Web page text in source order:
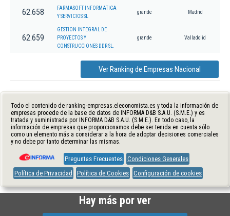
62.658
FARMASOFT INFORMATICA
Y SERVICIOS SL
grande Madrid
62.659
GESTION INTEGRAL DE
PROYECTOS Y
CONSTRUCCIONES DDR SL.
grande Valladolid
Ver Ranking de Empresas Nacional
Todo el contenido de ranking-empresas.eleconomista.es y toda la información de
empresas procede de la base de datos de INFORMA D&B S.A.U. (S.M.E.) y es
tratada y suministrada por INFORMA D&B S.A.U. (S.M.E.). En todo caso, la
información de empresas que proporcionamos debe ser tenida en cuenta sólo
como un elemento más a considerar a la hora de adoptar decisiones comerciales
y no debe por tanto determinar las mismas.
Preguntas Frecuentes Condiciones Generales
Política de Privacidad
Política de Cookies Configuración de cookies
Hay más por ver